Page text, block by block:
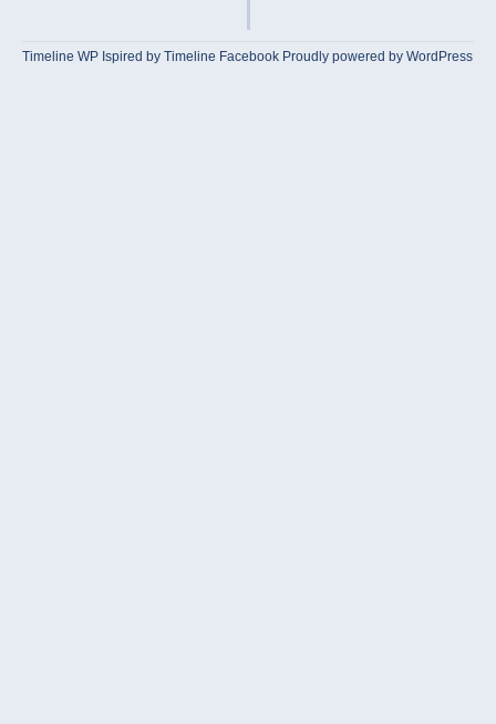
Timeline WP Ispired byTimeline Facebook Proudly powered by WordPress